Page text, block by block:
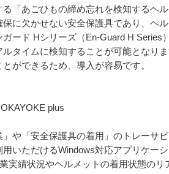
「あごひもの締め忘れを検知するヘ
に欠かせない安全保護具であり、ヘ
ード Hシリーズ（En-Guard H
タイムに検知することが可能とな
ができるため、導入が容易です。
plus
や「安全保護具の着用」のトレーサ
いただけるWindows対応アプリケーシ
績状況やヘルメットの着用状態の